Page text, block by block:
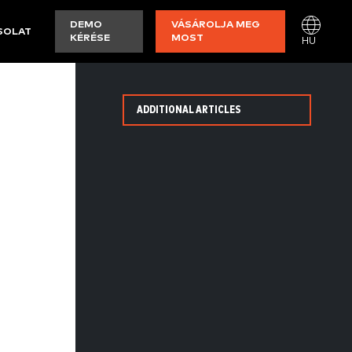
DEMO
KÉRÉSE
VÁSÁROLJA MEG
MOST
HU
ADDITIONAL ARTICLES